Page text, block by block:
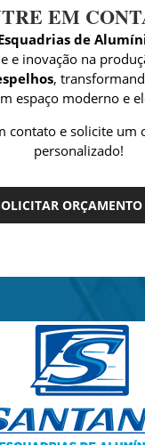
EM
de
e inovação na
,
espaço moderno e
contato e solicite um
personalizado!
ORÇAMENTO